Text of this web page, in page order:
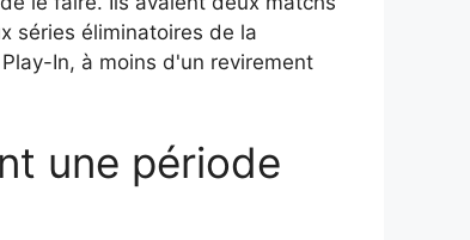
séries éliminatoires de la
In, à moins d'un revirement
une période